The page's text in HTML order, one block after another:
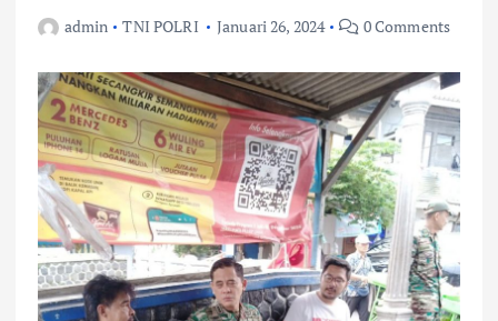
admin TNI POLRI Januari 26, 2024 0 Comments